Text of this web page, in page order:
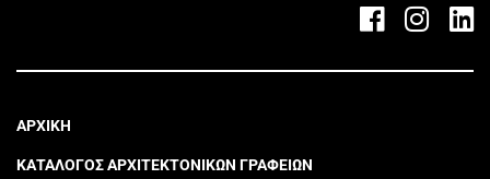
ΑΡΧΙΚΗ
ΚΑΤΑΛΟΓΟΣ ΑΡΧΙΤΕΚΤΟΝΙΚΩΝ ΓΡΑΦΕΙΩΝ